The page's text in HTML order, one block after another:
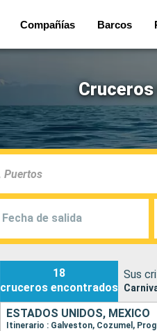
Compañías Barcos
Cruceros
Fecha de salida
18
cruceros encontrados
Sus
ESTADOS UNIDOS, MÉXICO
Itinerario : Galveston, Cozumel,